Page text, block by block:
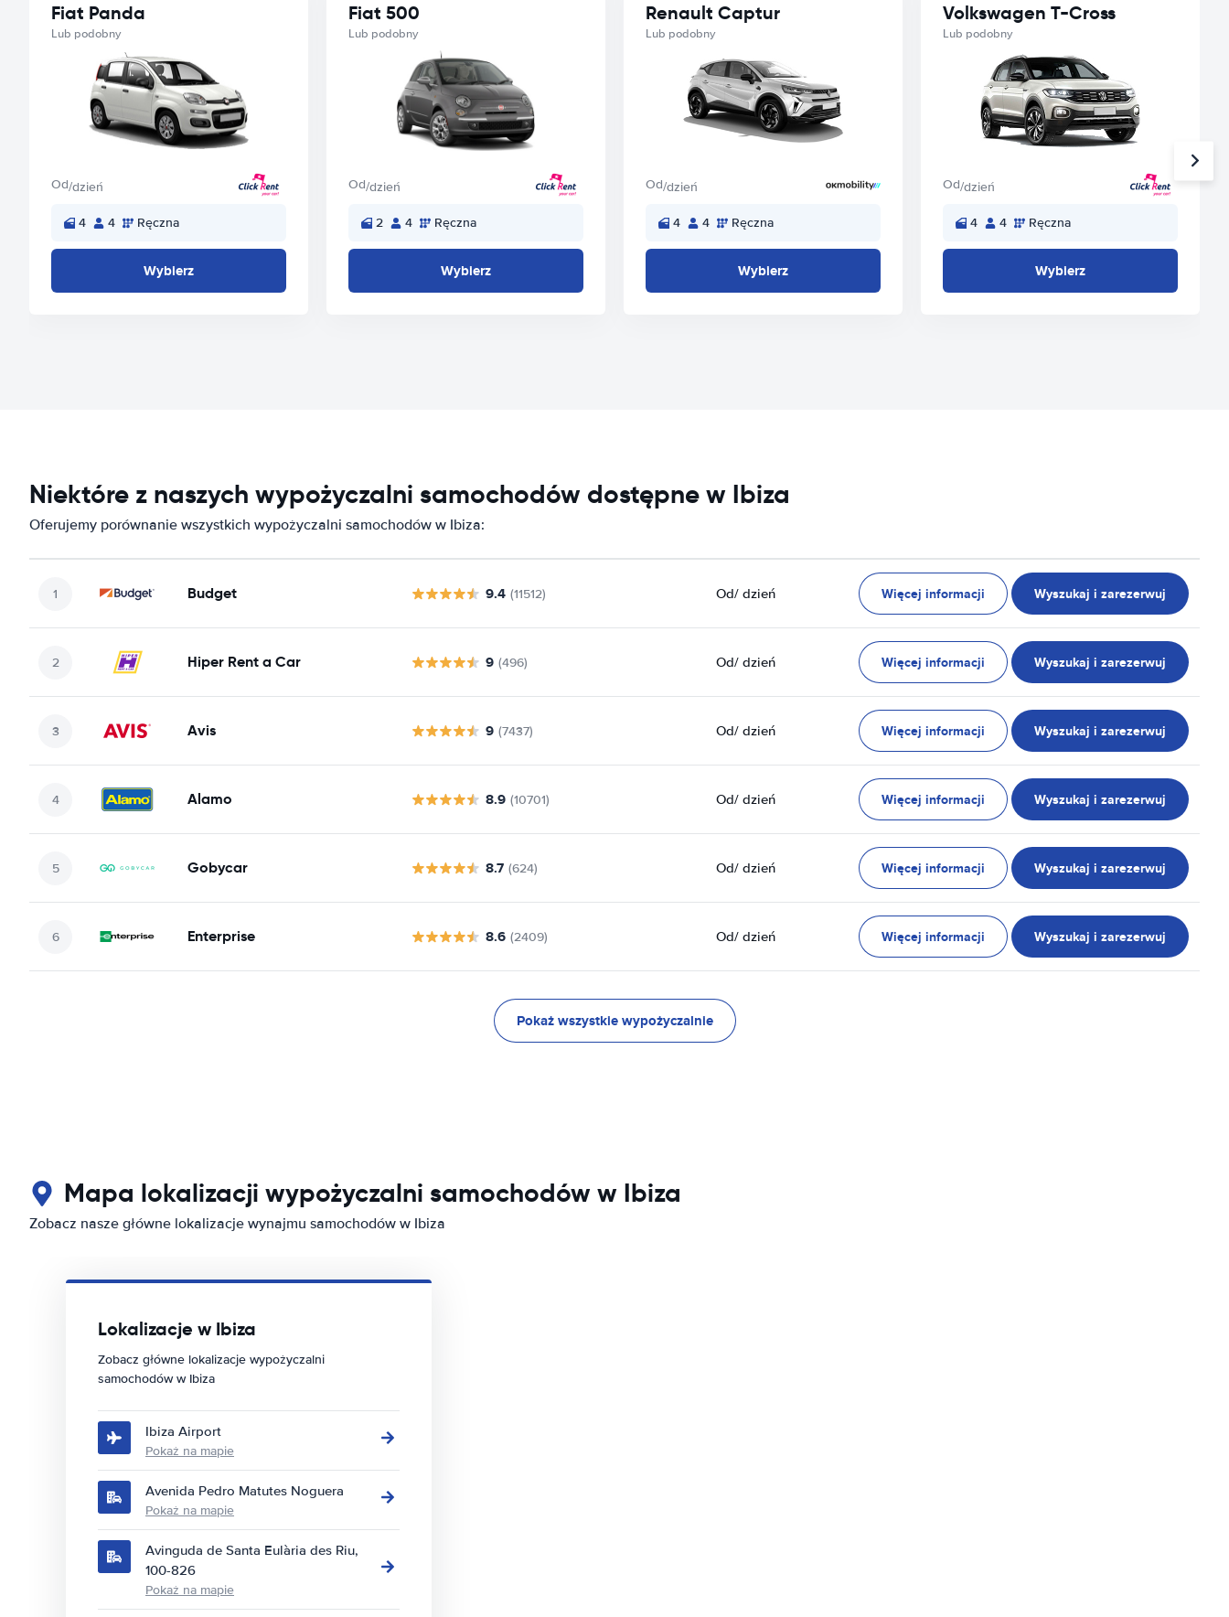
Fiat Panda
Lub podobny
Od/dzień
4 4 Ręczna
Wybierz
Fiat 500
Lub podobny
Od/dzień
2 4 Ręczna
Wybierz
Renault Captur
Lub podobny
Od/dzień
4 4 Ręczna
Wybierz
Volkswagen T-Cross
Lub podobny
Od/dzień
4 4 Ręczna
Wybierz
Niektóre z naszych wypożyczalni samochodów dostępne w Ibiza
Oferujemy porównanie wszystkich wypożyczalni samochodów w Ibiza:
Budget 9.4 (11512) Od/ dzień Więcej informacji Wyszukaj i zarezerwuj
Hiper Rent a Car 9 (496) Od/ dzień Więcej informacji Wyszukaj i zarezerwuj
Avis 9 (7437) Od/ dzień Więcej informacji Wyszukaj i zarezerwuj
Alamo 8.9 (10701) Od/ dzień Więcej informacji Wyszukaj i zarezerwuj
Gobycar 8.7 (624) Od/ dzień Więcej informacji Wyszukaj i zarezerwuj
Enterprise 8.6 (2409) Od/ dzień Więcej informacji Wyszukaj i zarezerwuj
Pokaż wszystkie wypożyczalnie
Mapa lokalizacji wypożyczalni samochodów w Ibiza
Zobacz nasze główne lokalizacje wynajmu samochodów w Ibiza
Lokalizacje w Ibiza
Zobacz główne lokalizacje wypożyczalni
samochodów w Ibiza
Ibiza Airport
Pokaż na mapie
Avenida Pedro Matutes Noguera
Pokaż na mapie
Avinguda de Santa Eulària des Riu,
100-826
Pokaż na mapie